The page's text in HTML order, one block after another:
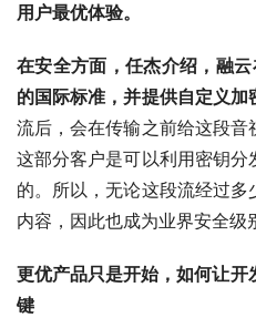
用户最优体验。
在安全方面，任杰介绍，融
的国际标准，并提供自定义加
流后，会在传输之前给这段
这部分客户是可以利用密钥
的。所以，无论这段流经过
内容，因此也成为业界安全级
更优产品只是开始，如何让
键